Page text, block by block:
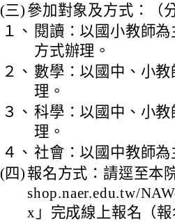
(三) 參加對象及方式：（
１、 閱讀：以國小教師
方式辦理。
２、 數學：以國中、小
理。
３、 科學：以國中、小
理。
４、 社會：以國中教師為
(四) 報名方式：請逕至本
shop.naer.edu.tw/
x」完成線上報名（